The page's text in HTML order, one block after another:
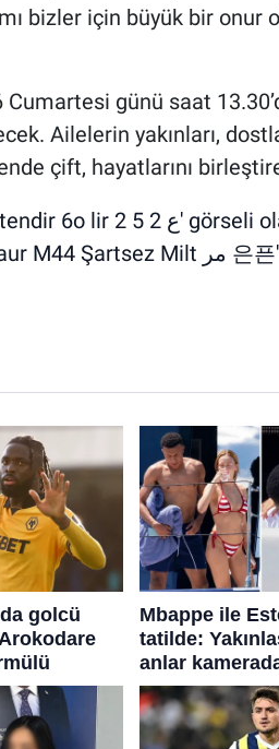
bizler için büyük bir onur
günü saat
Ailelerin yakınları,
çift, hayatlarını